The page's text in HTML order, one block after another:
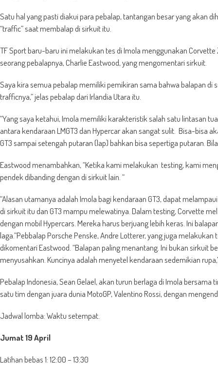
Satu hal yang pasti diakui para pebalap, tantangan besar yang akan
“traffic” saat membalap di sirkuit itu.
TF Sport baru-baru ini melakukan tes di Imola menggunakan
seorang pebalapnya, Charlie Eastwood, yang mengomentari sirkuit.
Saya kira semua pebalap memiliki pemikiran sama bahwa balapan
trafficnya,” jelas pebalap dari Irlandia Utara itu.
“Yang saya ketahui, Imola memiliki karakteristik salah satu lintasan
antara kendaraan LMGT3 dan Hypercar akan sangat sulit. Bisa-bisa
GT3 sampai setengah putaran (lap) bahkan bisa sepertiga putaran.
Eastwood menambahkan, “Ketika kami melakukan testing, kami
pendek dibanding dengan di sirkuit lain. “
“Alasan utamanya adalah Imola bagi kendaraan GT3, dapat
di sirkuit itu dan GT3 mampu melewatinya. Dalam testing, Corvette
dengan mobil Hypercars. Mereka harus berjuang lebih keras. Ini
laga.”Pebbalap Porsche Penske, Andre Lotterer, yang juga
dikomentari Eastwood. “Balapan paling menantang. Ini bukan sirkuit
menyusahkan. Kuncinya adalah menyetel kendaraan sedemikian
Pebalap Indonesia, Sean Gelael, akan turun berlaga di Imola bersama
satu tim dengan juara dunia MotoGP, Valentino Rossi, dengan
Jadwal lomba: Waktu setempat.
Jumat 19 April
Latihan bebas 1: 12:00 – 13:30